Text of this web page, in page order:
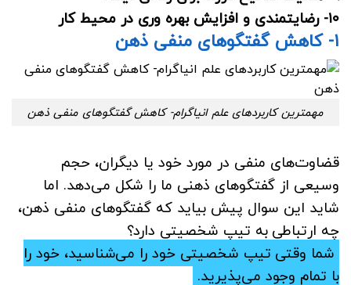
۱۰- رضایتمندی و افزایش بهره‌ وری در محیط کار
۱- کاهش گفتگوهای منفی ذهن
مهمترین کاربردهای علم انیاگرام- کاهش گفتگوهای منفی ذهن
قضاوت‌های منفی در مورد خود یا دیگران، حجم
وسیعی از گفتگوهای ذهنی ما را شکل می‌دهد. اما
شاید این سوال پیش بیاید که گفتگوهای منفی ذهن،
چه ارتباطی به تیپ شخصیتی دارد؟
شما وقتی تیپ شخصیتی خود را می‌شناسید، خود را
با تمام وجود می‌پذیرید.